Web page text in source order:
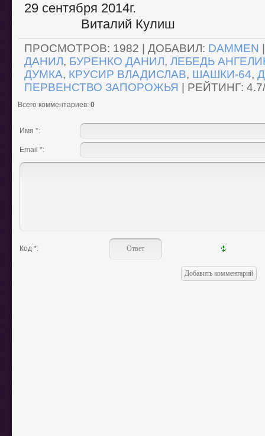
29
Виталий Кулиш
ПРОСМОТРОВ: 1982 | ДОБАВИЛ: DAMMEN
ДАНИЛ, БУРЕНКО ДАНИЛ, ЛЕБЕДЬ
ДУМКА, КРУСИР ВЛАДИСЛАВ, ШАШКИ-64,
ПЕРВЕНСТВО ЗАПОРОЖЬЯ
РЕЙТИНГ: 4.7/
Всего комментариев: 0
Имя *:
Email *:
Код *: